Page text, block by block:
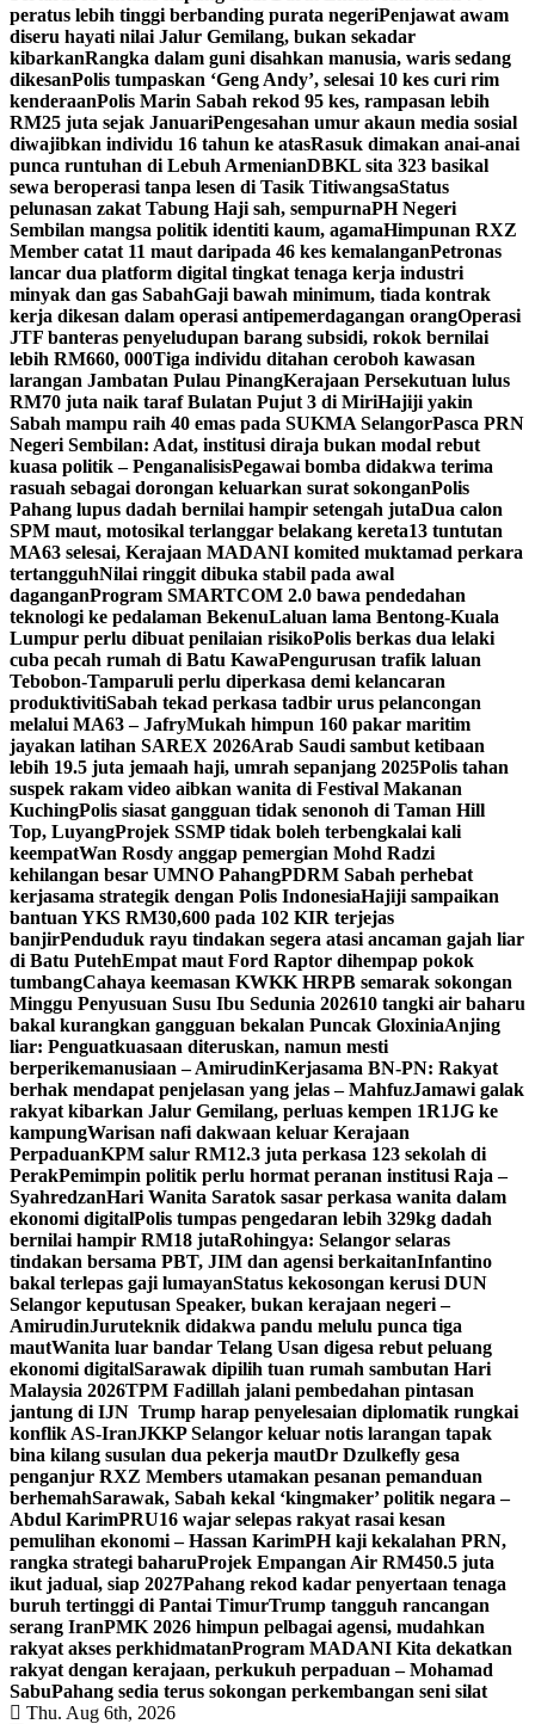
peratus lebih tinggi berbanding purata negeriPenjawat awam
diseru hayati nilai Jalur Gemilang, bukan sekadar
kibarkanRangka dalam guni disahkan manusia, waris sedang
dikesanPolis tumpaskan ‘Geng Andy’, selesai 10 kes curi rim
kenderaanPolis Marin Sabah rekod 95 kes, rampasan lebih
RM25 juta sejak JanuariPengesahan umur akaun media sosial
diwajibkan individu 16 tahun ke atasRasuk dimakan anai-anai
punca runtuhan di Lebuh ArmenianDBKL sita 323 basikal
sewa beroperasi tanpa lesen di Tasik TitiwangsaStatus
pelunasan zakat Tabung Haji sah, sempurnaPH Negeri
Sembilan mangsa politik identiti kaum, agamaHimpunan RXZ
Member catat 11 maut daripada 46 kes kemalanganPetronas
lancar dua platform digital tingkat tenaga kerja industri
minyak dan gas SabahGaji bawah minimum, tiada kontrak
kerja dikesan dalam operasi antipemerdagangan orangOperasi
JTF banteras penyeludupan barang subsidi, rokok bernilai
lebih RM660, 000Tiga individu ditahan ceroboh kawasan
larangan Jambatan Pulau PinangKerajaan Persekutuan lulus
RM70 juta naik taraf Bulatan Pujut 3 di MiriHajiji yakin
Sabah mampu raih 40 emas pada SUKMA SelangorPasca PRN
Negeri Sembilan: Adat, institusi diraja bukan modal rebut
kuasa politik – PenganalisisPegawai bomba didakwa terima
rasuah sebagai dorongan keluarkan surat sokonganPolis
Pahang lupus dadah bernilai hampir setengah jutaDua calon
SPM maut, motosikal terlanggar belakang kereta13 tuntutan
MA63 selesai, Kerajaan MADANI komited muktamad perkara
tertangguhNilai ringgit dibuka stabil pada awal
daganganProgram SMARTCOM 2.0 bawa pendedahan
teknologi ke pedalaman BekenuLaluan lama Bentong-Kuala
Lumpur perlu dibuat penilaian risikoPolis berkas dua lelaki
cuba pecah rumah di Batu KawaPengurusan trafik laluan
Tebobon-Tamparuli perlu diperkasa demi kelancaran
produktivitiSabah tekad perkasa tadbir urus pelancongan
melalui MA63 – JafryMukah himpun 160 pakar maritim
jayakan latihan SAREX 2026Arab Saudi sambut ketibaan
lebih 19.5 juta jemaah haji, umrah sepanjang 2025Polis tahan
suspek rakam video aibkan wanita di Festival Makanan
KuchingPolis siasat gangguan tidak senonoh di Taman Hill
Top, LuyangProjek SSMP tidak boleh terbengkalai kali
keempatWan Rosdy anggap pemergian Mohd Radzi
kehilangan besar UMNO PahangPDRM Sabah perhebat
kerjasama strategik dengan Polis IndonesiaHajiji sampaikan
bantuan YKS RM30,600 pada 102 KIR terjejas
banjirPenduduk rayu tindakan segera atasi ancaman gajah liar
di Batu PutehEmpat maut Ford Raptor dihempap pokok
tumbangCahaya keemasan KWKK HRPB semarak sokongan
Minggu Penyusuan Susu Ibu Sedunia 202610 tangki air baharu
bakal kurangkan gangguan bekalan Puncak GloxiniaAnjing
liar: Penguatkuasaan diteruskan, namun mesti
berperikemanusiaan – AmirudinKerjasama BN-PN: Rakyat
berhak mendapat penjelasan yang jelas – MahfuzJamawi galak
rakyat kibarkan Jalur Gemilang, perluas kempen 1R1JG ke
kampungWarisan nafi dakwaan keluar Kerajaan
PerpaduanKPM salur RM12.3 juta perkasa 123 sekolah di
PerakPemimpin politik perlu hormat peranan institusi Raja –
SyahredzanHari Wanita Saratok sasar perkasa wanita dalam
ekonomi digitalPolis tumpas pengedaran lebih 329kg dadah
bernilai hampir RM18 jutaRohingya: Selangor selaras
tindakan bersama PBT, JIM dan agensi berkaitanInfantino
bakal terlepas gaji lumayanStatus kekosongan kerusi DUN
Selangor keputusan Speaker, bukan kerajaan negeri –
AmirudinJuruteknik didakwa pandu melulu punca tiga
mautWanita luar bandar Telang Usan digesa rebut peluang
ekonomi digitalSarawak dipilih tuan rumah sambutan Hari
Malaysia 2026TPM Fadillah jalani pembedahan pintasan
jantung di IJN Trump harap penyelesaian diplomatik rungkai
konflik AS-IranJKKP Selangor keluar notis larangan tapak
bina kilang susulan dua pekerja mautDr Dzulkefly gesa
penganjur RXZ Members utamakan pesanan pemanduan
berhemahSarawak, Sabah kekal ‘kingmaker’ politik negara –
Abdul KarimPRU16 wajar selepas rakyat rasai kesan
pemulihan ekonomi – Hassan KarimPH kaji kekalahan PRN,
rangka strategi baharuProjek Empangan Air RM450.5 juta
ikut jadual, siap 2027Pahang rekod kadar penyertaan tenaga
buruh tertinggi di Pantai TimurTrump tangguh rancangan
serang IranPMK 2026 himpun pelbagai agensi, mudahkan
rakyat akses perkhidmatanProgram MADANI Kita dekatkan
rakyat dengan kerajaan, perkukuh perpaduan – Mohamad
SabuPahang sedia terus sokongan perkembangan seni silat
Thu. Aug 6th, 2026